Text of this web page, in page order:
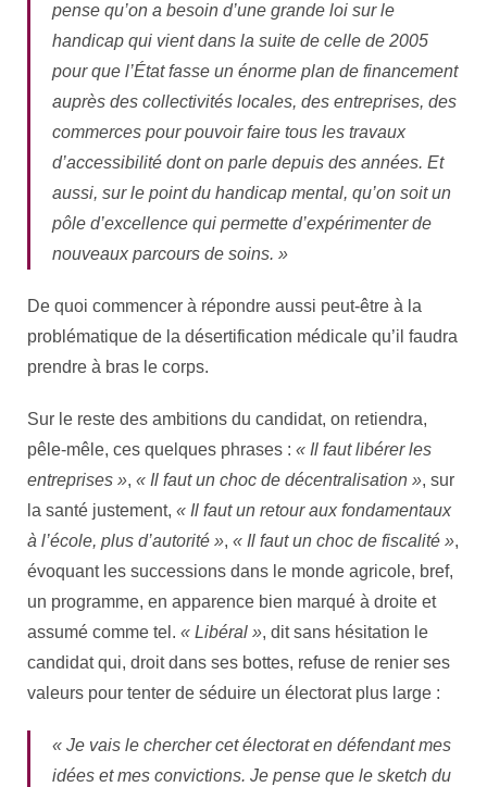
pense qu’on a besoin d’une grande loi sur le
handicap qui vient dans la suite de celle de 2005
pour que l’État fasse un énorme plan de financement
auprès des collectivités locales, des entreprises, des
commerces pour pouvoir faire tous les travaux
d’accessibilité dont on parle depuis des années. Et
aussi, sur le point du handicap mental, qu’on soit un
pôle d’excellence qui permette d’expérimenter de
nouveaux parcours de soins. »
De quoi commencer à répondre aussi peut-être à la
problématique de la désertification médicale qu’il faudra
prendre à bras le corps.
Sur le reste des ambitions du candidat, on retiendra,
pêle-mêle, ces quelques phrases : « Il faut libérer les
entreprises », « Il faut un choc de décentralisation », sur
la santé justement, « Il faut un retour aux fondamentaux
à l’école, plus d’autorité », « Il faut un choc de fiscalité »,
évoquant les successions dans le monde agricole, bref,
un programme, en apparence bien marqué à droite et
assumé comme tel. « Libéral », dit sans hésitation le
candidat qui, droit dans ses bottes, refuse de renier ses
valeurs pour tenter de séduire un électorat plus large :
« Je vais le chercher cet électorat en défendant mes
idées et mes convictions. Je pense que le sketch du